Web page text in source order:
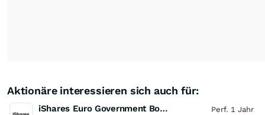
Aktionäre interessieren sich auch für:
iShares Euro Government Bond 1-3 UCITS ETF (Acc)
Perf. 1 Jahr